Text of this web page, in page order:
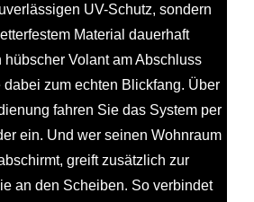
UV-Schutz, sondern
Material dauerhaft
Volant am Abschluss
dabei zum echten Blickfang. Über
fahren Sie das System per
ein. Und wer seinen Wohnraum
greift zusätzlich zur
an den Scheiben. So verbindet